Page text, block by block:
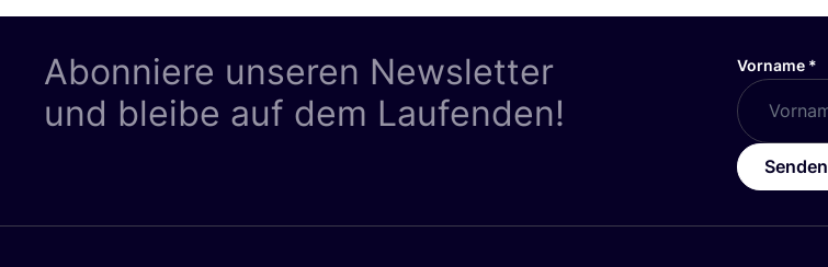
Abonniere unseren Newsletter
und bleibe auf dem Laufenden!
Vorname *
Senden